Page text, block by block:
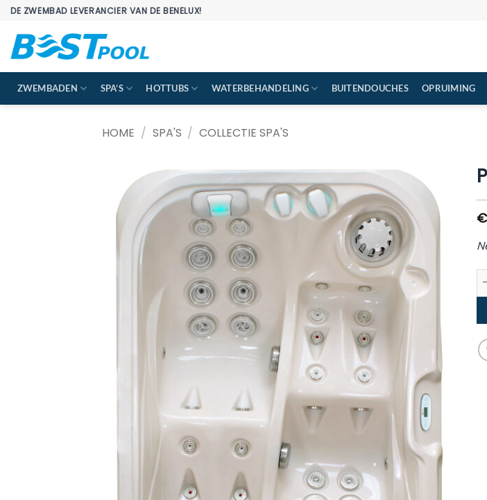
Ga
inhoud
DE ZWEMBAD LEVERANCIER VAN DE BENELUX!
ZWEMBADEN SPA’S HOTTUBS WATERBEHANDELING BUITENDOUCHES OPRUIMING
HOME / SPA'S / COLLECTIE SPA'S
€